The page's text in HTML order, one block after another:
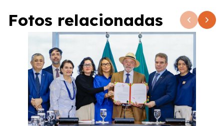
Fotos relacionadas